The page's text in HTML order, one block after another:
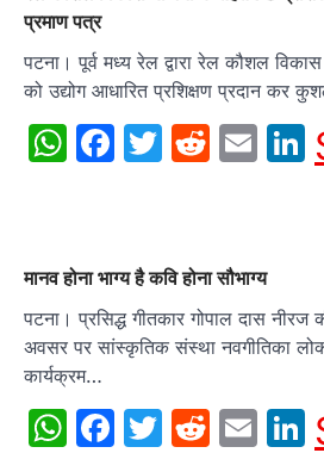
प्रमाण पत्र
पटना। पूर्व मध्य रेल द्वारा रेल कौशल
को उद्योग आधारित प्रशिक्षण प्रदान कर
WhatsApp
Facebook
Twitter
मानव होना भाग्य है कवि होना सौभाग्य
पटना। प्रसिद्ध गीतकार गोपाल दास नीरज
अवसर पर सांस्कृतिक संस्था नवगीतिका लोक
कार्यक्रम…
WhatsApp
Facebook
Twitter